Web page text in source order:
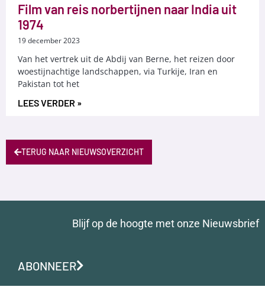
Film van reis norbertijnen naar India uit
1974
19 december 2023
Van het vertrek uit de Abdij van Berne, het reizen door
woestijnachtige landschappen, via Turkije, Iran en
Pakistan tot het
LEES VERDER »
TERUG NAAR NIEUWSOVERZICHT
Blijf op de hoogte met onze Nieuwsbrief
ABONNEER